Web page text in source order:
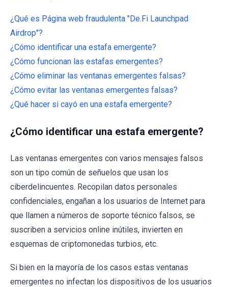
¿Qué es Página web fraudulenta "De.Fi Launchpad
Airdrop"?
¿Cómo identificar una estafa emergente?
¿Cómo funcionan las estafas emergentes?
¿Cómo eliminar las ventanas emergentes falsas?
¿Cómo evitar las ventanas emergentes falsas?
¿Qué hacer si cayó en una estafa emergente?
¿Cómo identificar una estafa emergente?
Las ventanas emergentes con varios mensajes falsos
son un tipo común de señuelos que usan los
ciberdelincuentes. Recopilan datos personales
confidenciales, engañan a los usuarios de Internet para
que llamen a números de soporte técnico falsos, se
suscriben a servicios online inútiles, invierten en
esquemas de criptomonedas turbios, etc.
Si bien en la mayoría de los casos estas ventanas
emergentes no infectan los dispositivos de los usuarios